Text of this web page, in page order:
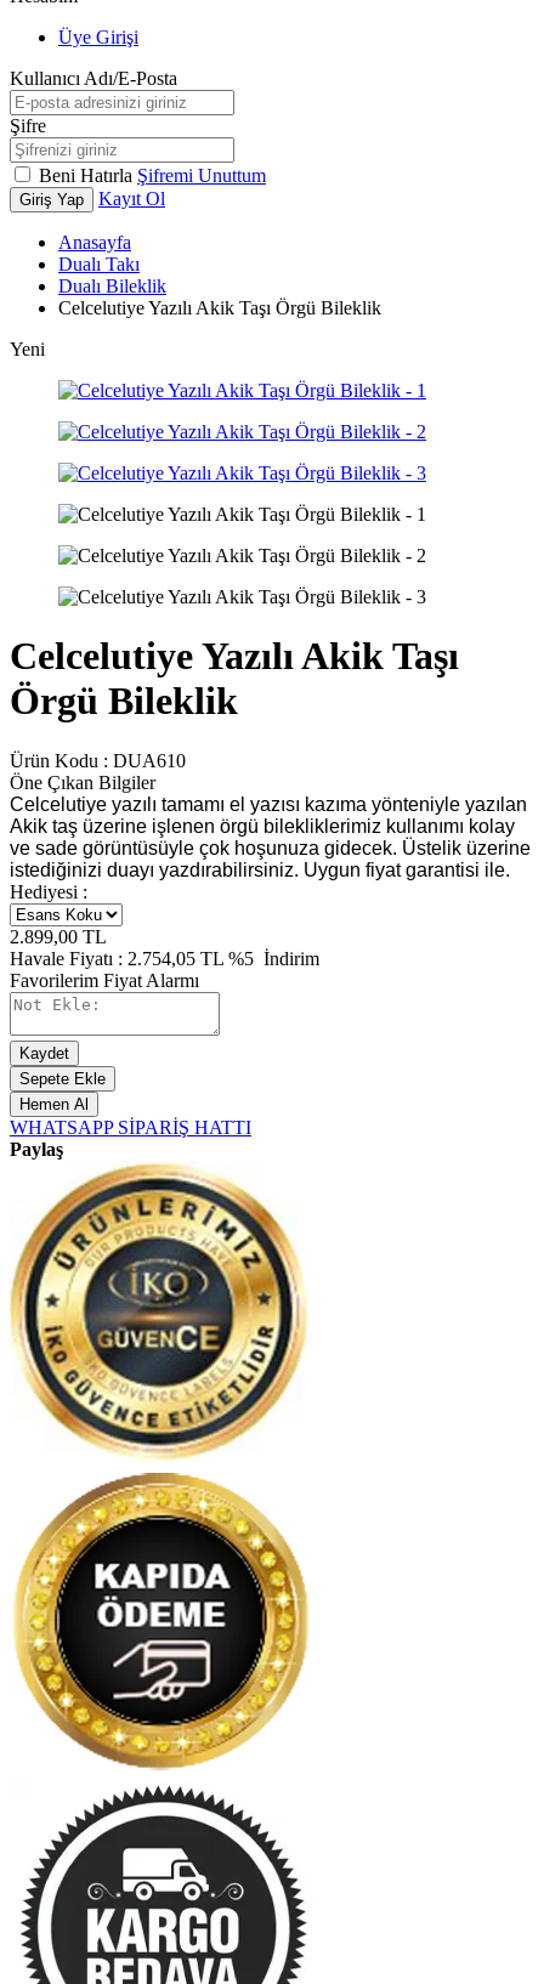
Üye Girişi
Kullanıcı Adı/E-Posta
Şifre
Beni Hatırla Şifremi Unuttum
Giriş Yap Kayıt Ol
Anasayfa
Dualı Takı
Dualı Bileklik
Celcelutiye Yazılı Akik Taşı Örgü Bileklik
Yeni
Celcelutiye Yazılı Akik Taşı
Örgü Bileklik
Ürün Kodu : DUA610
Öne Çıkan Bilgiler
Celcelutiye yazılı tamamı el yazısı kazıma yönteniyle yazılan
Akik taş üzerine işlenen örgü bilekliklerimiz kullanımı kolay
ve sade görüntüsüyle çok hoşunuza gidecek. Üstelik üzerine
istediğinizi duayı yazdırabilirsiniz. Uygun fiyat garantisi ile.
Hediyesi :
2.899,00 TL
Havale Fiyatı : 2.754,05 TL %5 İndirim
Favorilerim Fiyat Alarmı
Kaydet
Sepete Ekle
Hemen Al
WHATSAPP SİPARİŞ HATTI
Paylaş